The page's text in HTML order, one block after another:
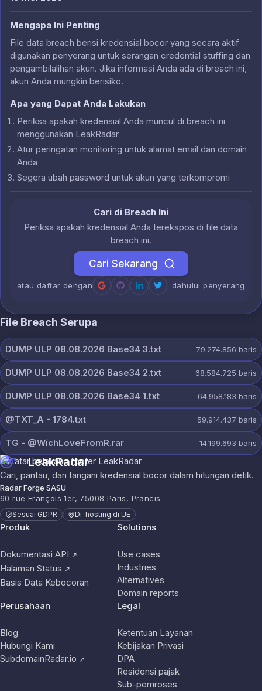
Mengapa Ini Penting
File data breach berisi kredensial bocor yang secara aktif
digunakan penyerang untuk serangan credential stuffing dan
pengambilalihan akun. Jika informasi Anda ada di breach ini,
akun Anda mungkin berisiko.
Apa yang Dapat Anda Lakukan
Periksa apakah kredensial Anda muncul di breach ini
menggunakan LeakRadar
Atur peringatan monitoring untuk alamat email dan domain
Anda
Segera ubah password untuk akun yang terkompromi
Cari di Breach Ini
Periksa apakah kredensial Anda terekspos di file data
breach ini.
Cari Sekarang
atau daftar dengan · dahului penyerang
File Breach Serupa
DUMP ULP 08.08.2026 Base34 3.txt 79.274.856 baris
DUMP ULP 08.08.2026 Base34 2.txt 68.584.725 baris
DUMP ULP 08.08.2026 Base34 1.txt 64.958.183 baris
@TXT_A - 1784.txt 59.914.437 baris
ТG - @WichLoveFromR.rar 14.199.693 baris
LeakRadar
Cari, pantau, dan tangani kredensial bocor dalam hitungan detik.
Radar Forge SASU
60 rue François 1er, 75008 Paris, Prancis
Sesuai GDPR Di-hosting di UE
Produk
Dokumentasi API ↗
Halaman Status ↗
Basis Data Kebocoran
Solutions
Use cases
Industries
Alternatives
Domain reports
Perusahaan
Blog
Hubungi Kami
SubdomainRadar.io ↗
Legal
Ketentuan Layanan
Kebijakan Privasi
DPA
Residensi pajak
Sub-pemroses